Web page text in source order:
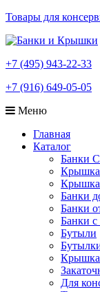
Товары для
+7 (495) 943-22-33
+7 (916) 649-05-05
Меню
Главная
Каталог
Банки
Банки
Банки
Банки с
Бутыли
Крышка
Для